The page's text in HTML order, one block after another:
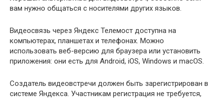
вам нужно общаться с носителями других языков.
Видеосвязь через Яндекс Телемост доступна на
компьютерах, планшетах и телефонах. Можно
использовать веб-версию для браузера или установить
приложения: они есть для Android, iOS, Windows и macOS.
Создатель видеовстречи должен быть зарегистрирован в
системе Яндекса. Участникам регистрация не требуется,